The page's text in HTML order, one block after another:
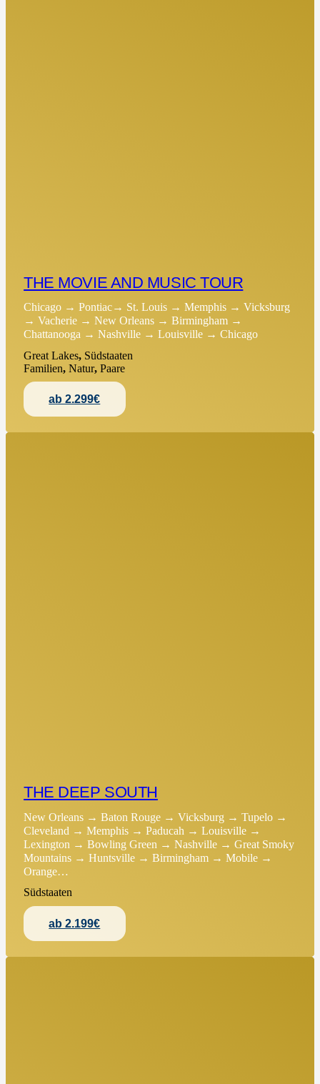
THE MOVIE AND MUSIC TOUR
Chicago → Pontiac→ St. Louis → Memphis → Vicksburg
→ Vacherie → New Orleans → Birmingham →
Chattanooga → Nashville → Louisville → Chicago
Great Lakes, Südstaaten
Familien,Natur,Paare
ab 2.299€
THE DEEP SOUTH
New Orleans → Baton Rouge → Vicksburg → Tupelo →
Cleveland → Memphis → Paducah → Louisville →
Lexington → Bowling Green → Nashville → Great Smoky
Mountains → Huntsville → Birmingham → Mobile →
Orange…
Südstaaten
ab 2.199€